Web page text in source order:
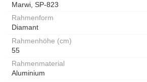
Marwi, SP-823
Rahmenform
Diamant
Rahmenhöhe (cm)
55
Rahmenmaterial
Aluminium